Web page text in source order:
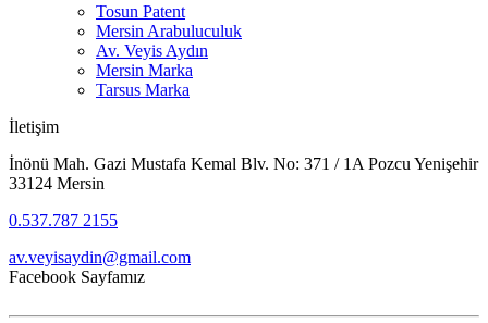
Tosun Patent
Mersin Arabuluculuk
Av. Veyis Aydın
Mersin Marka
Tarsus Marka
İletişim
İnönü Mah. Gazi Mustafa Kemal Blv. No: 371 / 1A Pozcu Yenişehir
33124 Mersin
0.537.787 2155
av.veyisaydin@gmail.com
Facebook Sayfamız